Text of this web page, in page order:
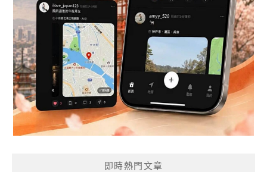
即時熱門文章